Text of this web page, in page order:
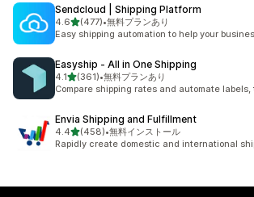
Sendcloud | Shipping Platform
4.65つ星中
(477)
合計レビュー数：477件
•無料プランあり
Easy shipping automation to help your
Easyship ‑ All in One Shipping
4.15つ星中
(361)
合計レビュー数：361件
•無料プランあり
Compare shipping rates and automate
Envia Shipping and Fulfillment
4.45つ星中
(458)
合計レビュー数：458件
•無料インストール
Rapidly create domestic and international